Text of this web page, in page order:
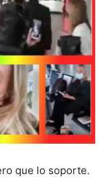
que lo soporte.